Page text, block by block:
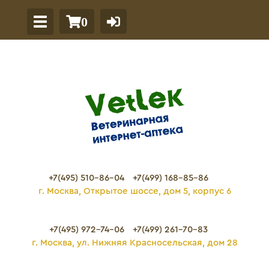
0
+7(495) 510-86-04
+7(499) 168-85-86
г. Москва, Открытое шоссе, дом 5, корпус 6
+7(495) 972-74-06
+7(499) 261-70-83
г. Москва, ул. Нижняя Красносельская, дом 28